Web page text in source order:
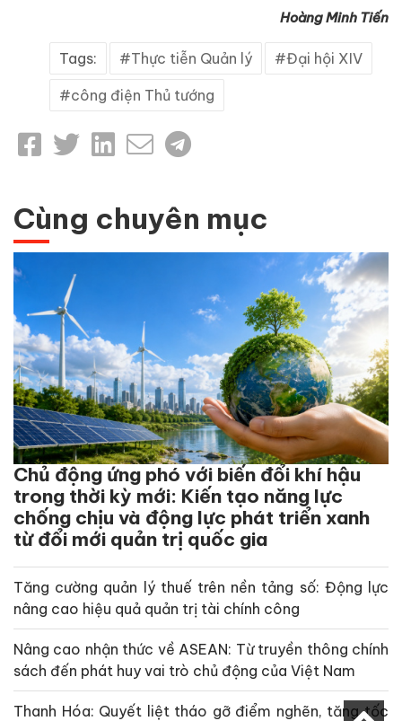
Hoàng Minh Tiến
Tags: Thực tiễn Quản lý Đại hội XIV
công điện Thủ tướng
Cùng chuyên mục
Chủ động ứng phó với biến đổi khí hậu
trong thời kỳ mới: Kiến tạo năng lực
chống chịu và động lực phát triển xanh
từ đổi mới quản trị quốc gia
Tăng cường quản lý thuế trên nền tảng số: Động lực
nâng cao hiệu quả quản trị tài chính công
Nâng cao nhận thức về ASEAN: Từ truyền thông chính
sách đến phát huy vai trò chủ động của Việt Nam
Thanh Hóa: Quyết liệt tháo gỡ điểm nghẽn, tăng tốc